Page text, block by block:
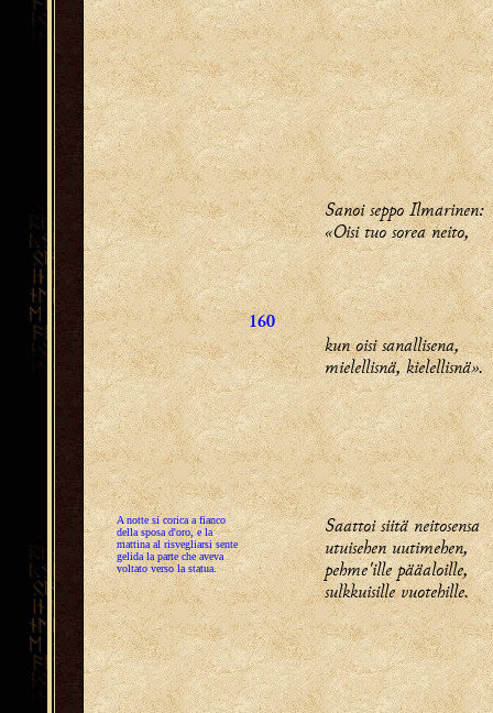
160
Sanoi seppo Ilmarinen:
«Oisi tuo sorea neito,
kun oisi sanallisena,
mielellisnä, kielellisnä».
A notte si corica a fianco
della sposa d'oro, e la
mattina al risvegliarsi sente
gelida la parte che aveva
voltato verso la statua.
Saattoi siitä neitosensa
utuisehen uutimehen,
pehme'ille pääaloille,
sulkkuisille vuotehille.